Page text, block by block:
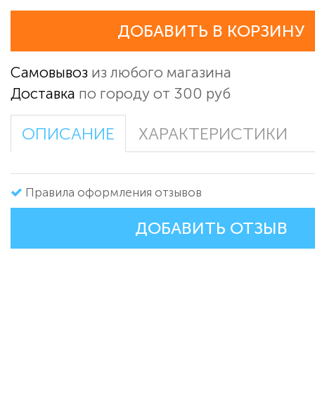
ДОБАВИТЬ В КОРЗИНУ
Самовывоз из любого магазина
Доставка по городу от 300 руб
ОПИСАНИЕ ХАРАКТЕРИСТИКИ
Правила оформления отзывов
ДОБАВИТЬ ОТЗЫВ